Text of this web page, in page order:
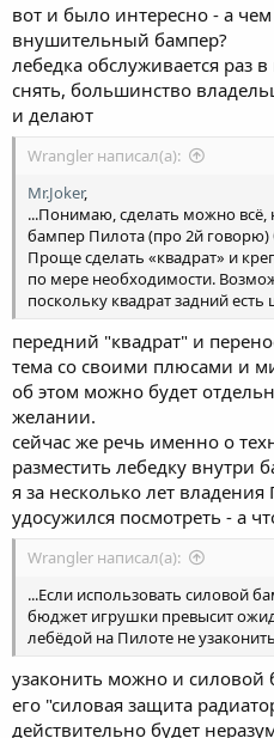
вот и было интересно - а
внушительный бампер?
лебедка обслуживается раз
снять, большинство
и делают
Wrangler написал(а):
Mr.Joker,
...Понимаю, сделать можно всё,
бампер Пилота (про 2й
Проще сделать «квадрат» и
по мере необходимости.
поскольку квадрат задний есть
передний "квадрат" и
тема со своими плюсами и
об этом можно будет
желании.
сейчас же речь именно о
разместить лебедку внутри
я за несколько лет
удосужился посмотреть - а
Wrangler написал(а):
...Если использовать силовой
бюджет игрушки превысит
лебёдой на Пилоте не
узаконить можно и силовой
его "силовая защита
действительно будет